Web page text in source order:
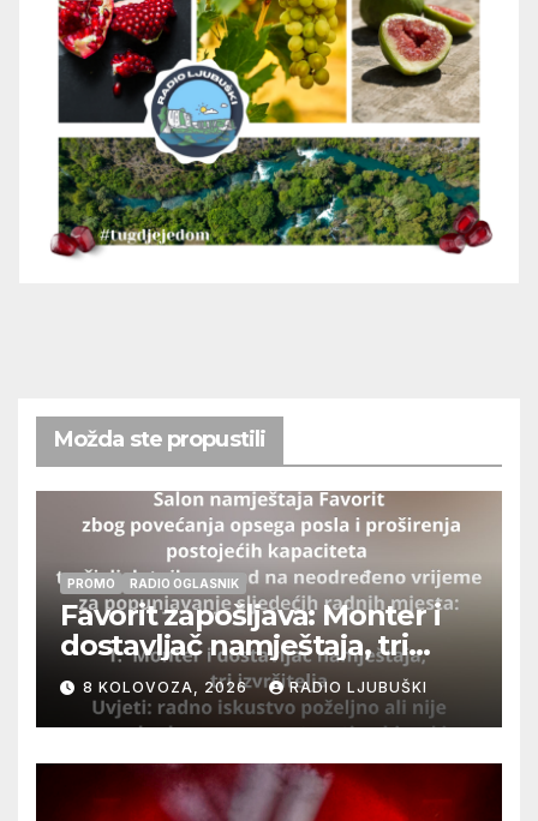
Možda ste propustili
PROMO RADIO OGLASNIK
Favorit zapošljava: Monter i
dostavljač namještaja, tri
izvršitelja
8 KOLOVOZA, 2026 RADIO LJUBUŠKI